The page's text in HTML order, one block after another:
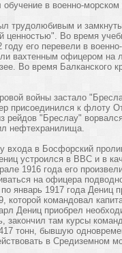
в военно-
трудолюбивым и
ценностью". Во время
году его перевели в
вахтенным офицером на
Во время Балканского
войны застало
присоединился к флоту
рейдов "Бреслау"
нефтехранилища.
входа в Босфорский
устроился в ВВС и в
1916 года его
на офицера
по январь 1917 года
которой командовал
Дениц приобрел
закончил там курсы
тонн, бывшую
в Средиземном